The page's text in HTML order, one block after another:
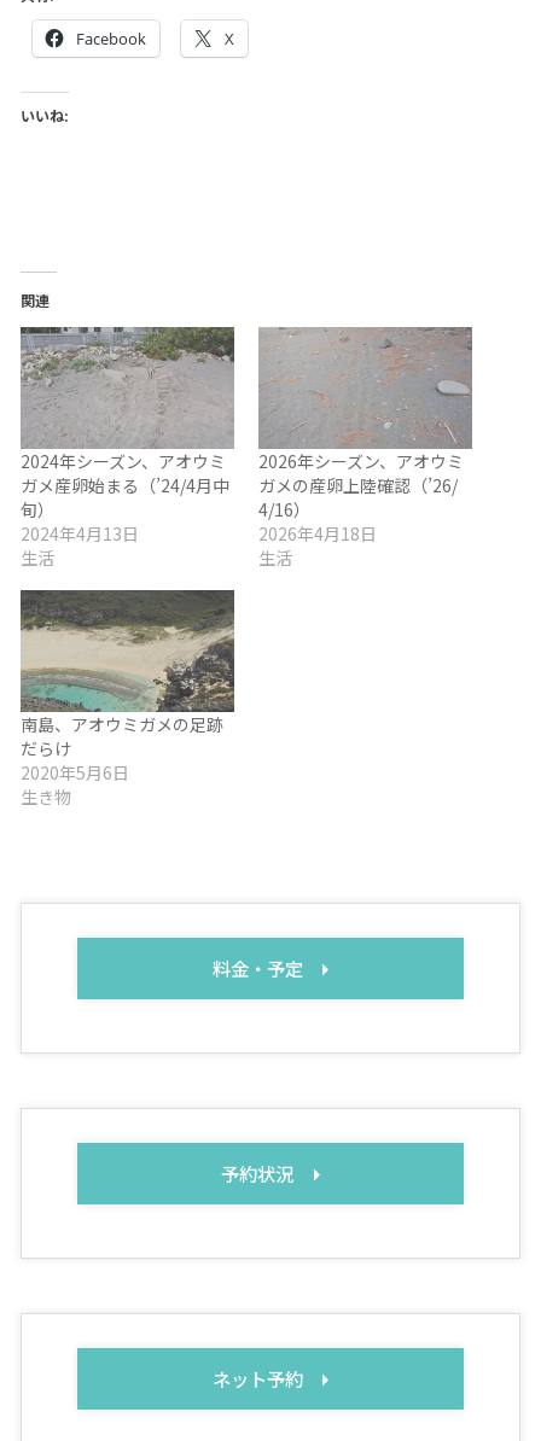
Facebook X
いいね:
関連
2024年シーズン、アオウミ
ガメ産卵始まる（’24/4月中
旬）
2024年4月13日
生活
2026年シーズン、アオウミ
ガメの産卵上陸確認（’26/
4/16）
2026年4月18日
生活
南島、アオウミガメの足跡
だらけ
2020年5月6日
生き物
料金・予定
予約状況
ネット予約